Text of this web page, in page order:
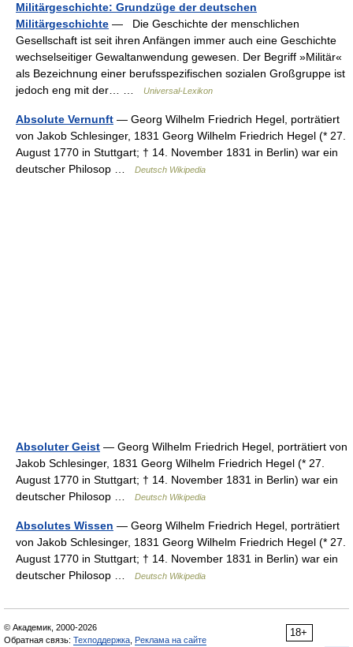
Militärgeschichte: Grundzüge der deutschen
Militärgeschichte — Die Geschichte der menschlichen
Gesellschaft ist seit ihren Anfängen immer auch eine Geschichte
wechselseitiger Gewaltanwendung gewesen. Der Begriff »Militär«
als Bezeichnung einer berufsspezifischen sozialen Großgruppe ist
jedoch eng mit der… …
Universal-Lexikon
Absolute Vernunft — Georg Wilhelm Friedrich Hegel, porträtiert
von Jakob Schlesinger, 1831 Georg Wilhelm Friedrich Hegel (* 27.
August 1770 in Stuttgart; † 14. November 1831 in Berlin) war ein
deutscher Philosop …
Deutsch Wikipedia
Absoluter Geist — Georg Wilhelm Friedrich Hegel, porträtiert von
Jakob Schlesinger, 1831 Georg Wilhelm Friedrich Hegel (* 27.
August 1770 in Stuttgart; † 14. November 1831 in Berlin) war ein
deutscher Philosop …
Deutsch Wikipedia
Absolutes Wissen — Georg Wilhelm Friedrich Hegel, porträtiert
von Jakob Schlesinger, 1831 Georg Wilhelm Friedrich Hegel (* 27.
August 1770 in Stuttgart; † 14. November 1831 in Berlin) war ein
deutscher Philosop …
Deutsch Wikipedia
18+
© Академик, 2000-2026
Обратная связь: Техподдержка Реклама на сайте